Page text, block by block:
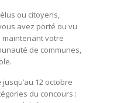
ou citoyens,
avez porté ou vu
maintenant votre
de communes,
jusqu’au 12 octobre
du concours :